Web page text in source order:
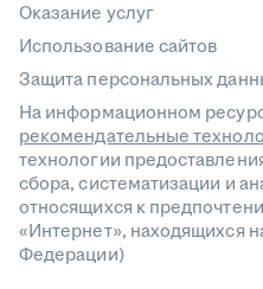
Оказание услуг
Использование сайтов
Защита персональных
На информационном
рекомендательные
технологии
сбора, систематизации и
относящихся к
«Интернет», находящихся
Федерации)